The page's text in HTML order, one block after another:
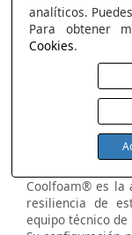
los puntos de
Además, esta
lo que
temperatura,
siempre fresco.
Coolfoam® es la
resiliencia de
equipo técnico de
analíticos.
Para obtener
Cookies.